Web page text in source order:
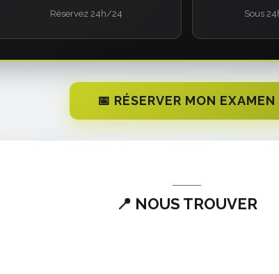
Réservez 24h/24 Sous
📅 RÉSERVER MON EXAMEN
📍 NOUS TROUVER